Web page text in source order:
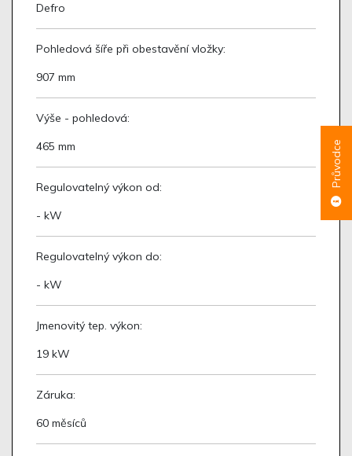
Defro
Pohledová šíře při obestavění vložky:
907 mm
Výše - pohledová:
465 mm
Regulovatelný výkon od:
- kW
Regulovatelný výkon do:
- kW
Jmenovitý tep. výkon:
19 kW
Záruka:
60 měsíců
Průvodce